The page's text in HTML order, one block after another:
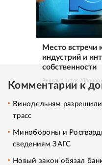
Место встречи
индустрий и
собственности
Реклама. https://
Комментарии к
Винодельням
трасс
Минобороны и
сведениям ЗАГС
Новый закон обязал